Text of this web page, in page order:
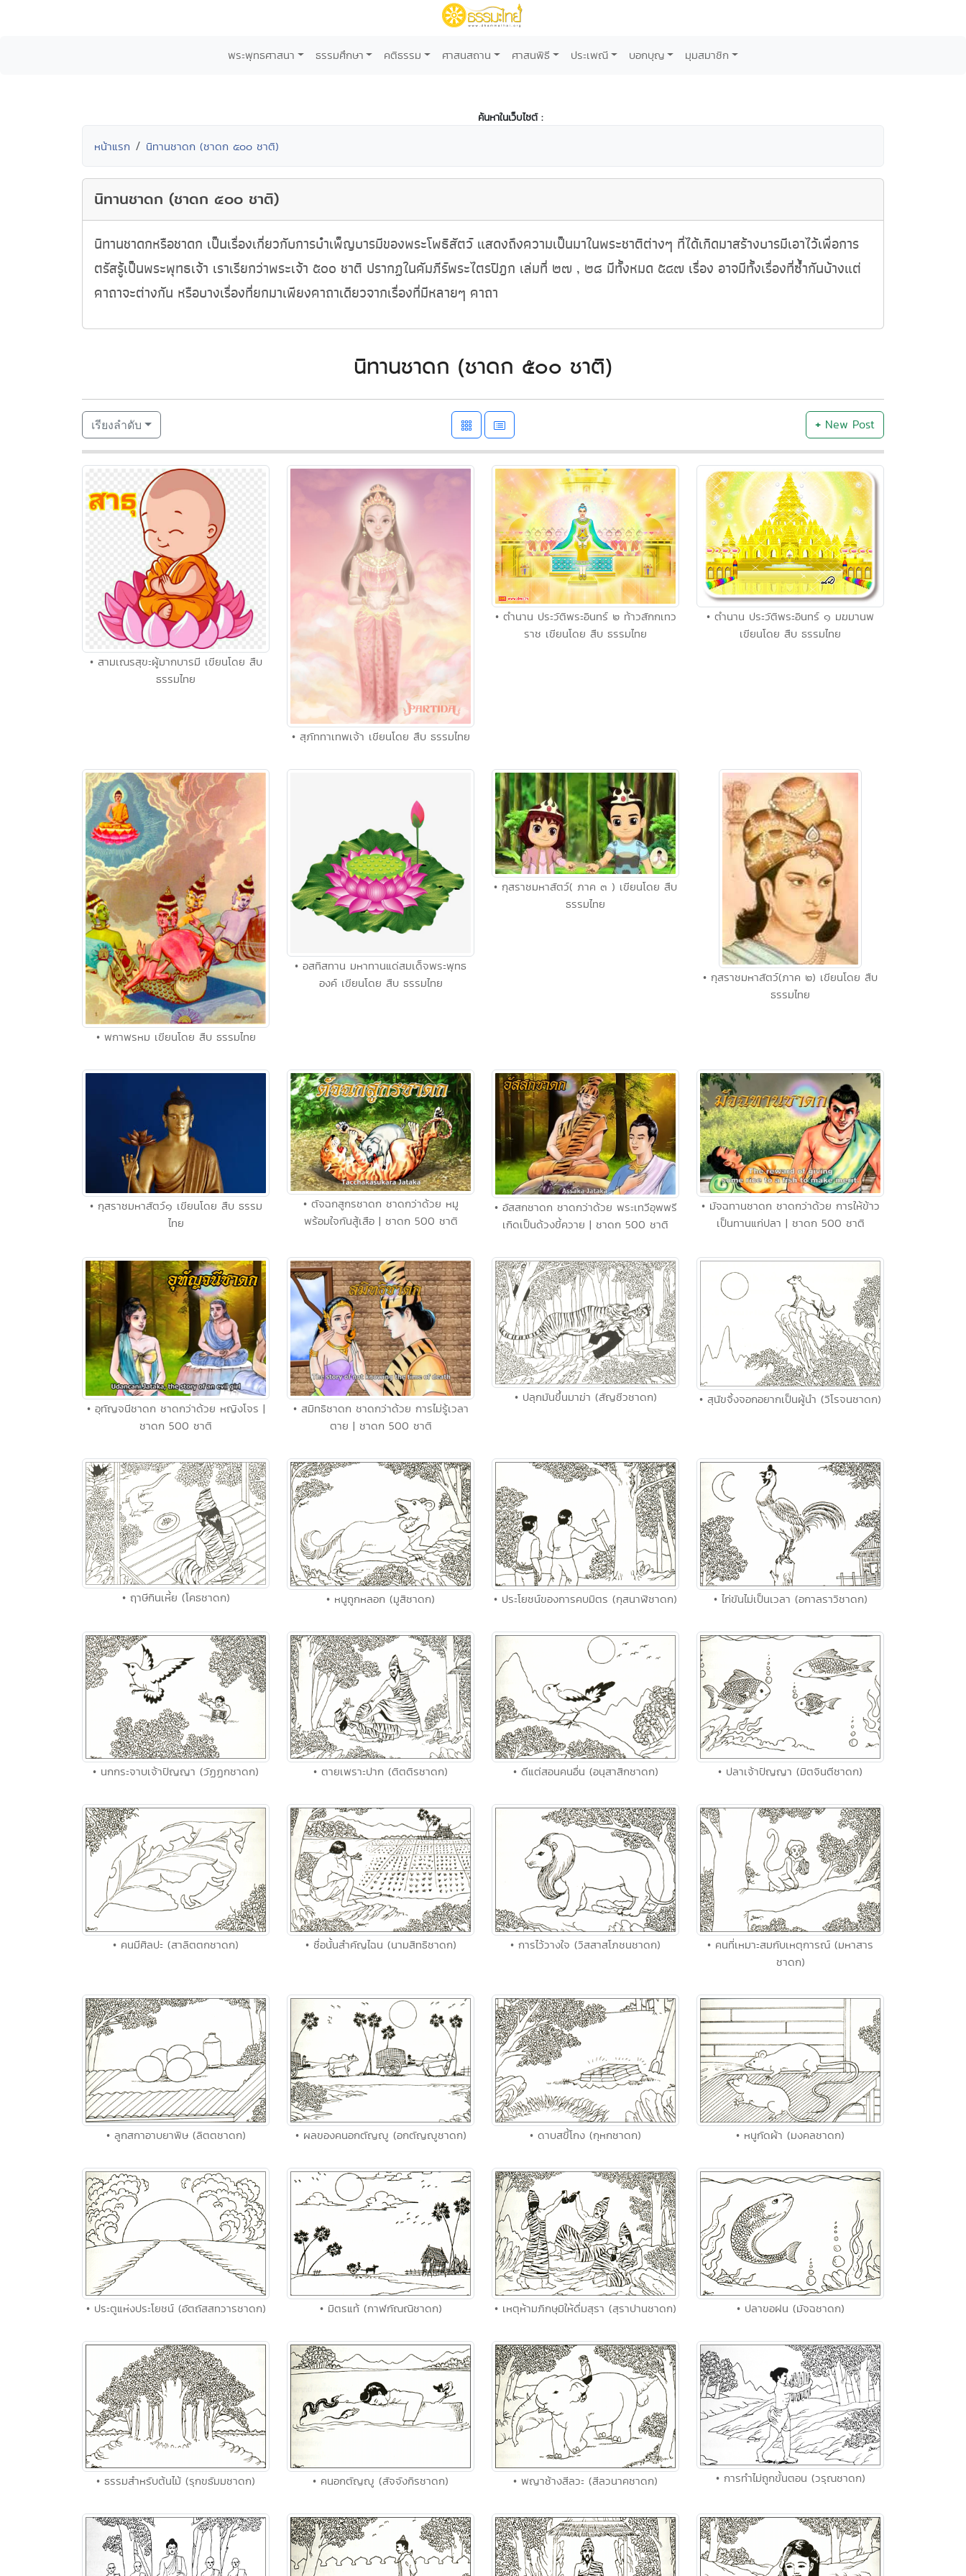
พระพุทธศาสนา ธรรมศึกษา คติธรรม ศาสนสถาน ศาสนพิธี ประเพณี บอกบุญ มุมสมาชิก
ค้นหาในเว็บไซต์ :
หน้าแรก นิทานชาดก (ชาดก ๕๐๐ ชาติ)
นิทานชาดก (ชาดก ๕๐๐ ชาติ)
นิทานชาดกหรือชาดก เป็นเรื่องเกี่ยวกับการบำเพ็ญบารมีของพระโพธิสัตว์ แสดงถึงความเป็นมาในพระชาติต่างๆ ที่ได้เกิดมาสร้างบารมีเอาไว้เพื่อการ
ตรัสรู้เป็นพระพุทธเจ้า เราเรียกว่าพระเจ้า ๕๐๐ ชาติ ปรากฏในคัมภีร์พระไตรปิฎก เล่มที่ ๒๗ , ๒๘ มีทั้งหมด ๕๔๗ เรื่อง อาจมีทั้งเรื่องที่ซ้ำกันบ้างแต่
คาถาจะต่างกัน หรือบางเรื่องที่ยกมาเพียงคาถาเดียวจากเรื่องที่มีหลายๆ คาถา
นิทานชาดก (ชาดก ๕๐๐ ชาติ)
เรียงลำดับ + New Post
• สามเณรสุขะผู้มากบารมี เขียนโดย สืบ
ธรรมไทย
• สุภัททาเทพเจ้า เขียนโดย สืบ ธรรมไทย
• ตำนาน ประวัติพระอินทร์ ๒ ท้าวสักกเทว
ราช เขียนโดย สืบ ธรรมไทย
• ตำนาน ประวัติพระอินทร์ ๑ มฆมานพ
เขียนโดย สืบ ธรรมไทย
• พกาพรหม เขียนโดย สืบ ธรรมไทย
• อสทิสทาน มหาทานแด่สมเด็จพระพุทธ
องค์ เขียนโดย สืบ ธรรมไทย
• กุสราชมหาสัตว์( ภาค ๓ ) เขียนโดย สืบ
ธรรมไทย
• กุสราชมหาสัตว์(ภาค ๒) เขียนโดย สืบ
ธรรมไทย
• กุสราชมหาสัตว์๑ เขียนโดย สืบ ธรรม
ไทย
• ตัจฉกสูกรชาดก ชาดกว่าด้วย หมู
พร้อมใจกันสู้เสือ | ชาดก 500 ชาติ
• อัสสกชาดก ชาดกว่าด้วย พระเทวีอุพพรี
เกิดเป็นด้วงขี้ควาย | ชาดก 500 ชาติ
• มัจฉทานชาดก ชาดกว่าด้วย การให้ข้าว
เป็นทานแก่ปลา | ชาดก 500 ชาติ
• อุทัญจนีชาดก ชาดกว่าด้วย หญิงโจร |
ชาดก 500 ชาติ
• สมิทธิชาดก ชาดกว่าด้วย การไม่รู้เวลา
ตาย | ชาดก 500 ชาติ
• ปลุกมันขึ้นมาฆ่า (สัญชีวชาดก) • สุนัขจิ้งจอกอยากเป็นผู้นำ (วิโรจนชาดก)
• ฤาษีกินเหี้ย (โคธชาดก) • หนูถูกหลอก (มูสิชาดก) • ประโยชน์ของการคบมิตร (กุสนาฬิชาดก) • ไก่ขันไม่เป็นเวลา (อกาลราวิชาดก)
• นกกระจาบเจ้าปัญญา (วัฏฏกชาดก) • ตายเพราะปาก (ติตติรชาดก) • ดีแต่สอนคนอื่น (อนุสาสิกชาดก) • ปลาเจ้าปัญญา (มิตจินตีชาดก)
• คนมีศิลปะ (สาลิตตกชาดก) • ชื่อนั้นสำคัญไฉน (นามสิทธิชาดก) • การไว้วางใจ (วิสสาสโภชนชาดก)
• คนที่เหมาะสมกับเหตุการณ์ (มหาสาร
ชาดก)
• ลูกสกาอาบยาพิษ (ลิตตชาดก) • ผลของคนอกตัญญู (อกตัญญูชาดก) • ดาบสขี้โกง (กุหกชาดก) • หนูกัดผ้า (มงคลชาดก)
• ประตูแห่งประโยชน์ (อัตถัสสทวารชาดก) • มิตรแท้ (กาฬกัณณิชาดก) • เหตุห้ามภิกษุมิให้ดื่มสุรา (สุราปานชาดก) • ปลาขอฝน (มัจฉชาดก)
• ธรรมสำหรับต้นไม้ (รุกขธัมมชาดก) • คนอกตัญญู (สัจจังกิรชาดก) • พญาช้างสีลวะ (สีลวนาคชาดก) • การทำไม่ถูกขั้นตอน (วรุณชาดก)